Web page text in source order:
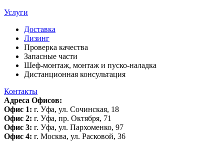
Услуги
Доставка
Лизинг
Проверка качества
Запасные части
Шеф-монтаж, монтаж и пуско-наладка
Дистанционная консультация
Контакты
Адреса Офисов:
Офис 1: г. Уфа, ул. Сочинская, 18
Офис 2: г. Уфа, пр. Октября, 71
Офис 3: г. Уфа, ул. Пархоменко, 97
Офис 4: г. Москва, ул. Расковой, 36